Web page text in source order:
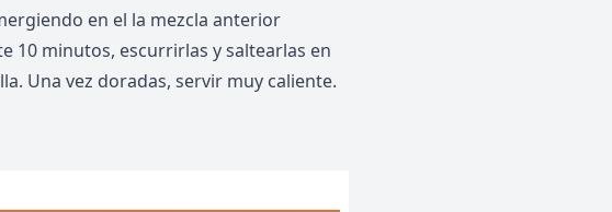
en el la mezcla anterior
10 minutos, escurrirlas y saltearlas en
Una vez doradas, servir muy caliente.